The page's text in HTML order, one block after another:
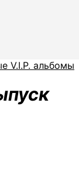
V.I.P. альбомы